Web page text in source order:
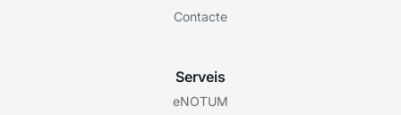
Contacte
Serveis
eNOTUM